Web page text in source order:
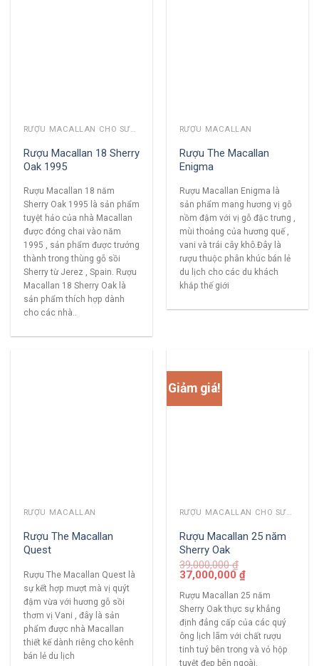
RƯỢU MACALLAN CHO SƯU TẦM
Rượu Macallan 18 Sherry
Oak 1995
Rượu Macallan 18 năm
Sherry Oak 1995 là sản phẩm
tuyệt hảo của nhà Macallan
được đóng chai vào năm
1995 , sản phẩm được trưởng
thành trong thùng gỗ sồi
Sherry từ Jerez , Spain. Rượu
Macallan 18 Sherry Oak là
sản phẩm thích hợp dành
cho các nhà..
RƯỢU MACALLAN
Rượu The Macallan
Enigma
Rượu Macallan Enigma là
sản phẩm mang hương vị gỗ
nồm đậm với vị gỗ đặc trưng ,
mùi thoảng của hương quế ,
vani và trái cây khô.Đây là
rượu thuộc phân khúc bán lẻ
du lịch cho các du khách
khắp thế giới
RƯỢU MACALLAN
Rượu The Macallan
Quest
Rượu The Macallan Quest là
sự kết hợp mượt mà vị quýt
đậm vừa với hương gỗ sồi
thơm vị Vani , đây là sản
phẩm được nhà Macallan
thiết kế dành riêng cho kênh
bán lẻ du lịch
Giảm giá!
RƯỢU MACALLAN CHO SƯU TẦM
Rượu Macallan 25 năm
Sherry Oak
39,000,000₫
37,000,000₫
Rượu Macallan 25 năm
Sherry Oak thực sự khẳng
định đẳng cấp của các quý
ông lịch lãm với chất rượu
tinh tuý bên trong và vỏ hộp
tuyệt đẹp bên ngoài.